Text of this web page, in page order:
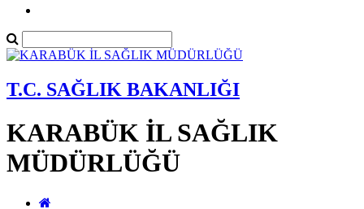
T.C. SAĞLIK BAKANLIĞI
KARABÜK İL SAĞLIK
MÜDÜRLÜĞÜ